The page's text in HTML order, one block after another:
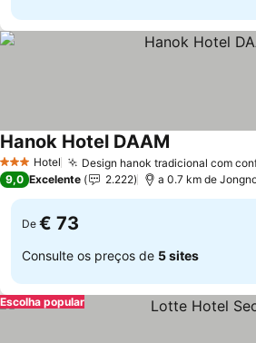
3 EstrelasHotel Design hanok tradicional com
Hanok Hotel DAAM
9,0 Excelente 2.222 a 0.7 km de
De € 73
Consulte os preços de 5 sites
Escolha popular